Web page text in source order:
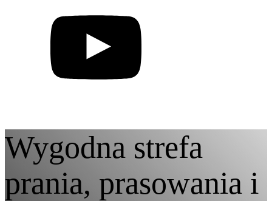
Wygodna strefa
prania, prasowania i